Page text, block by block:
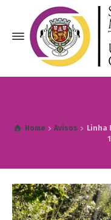
Home Avisos
Linha